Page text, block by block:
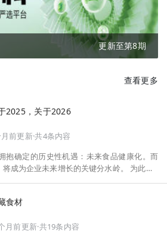
更新至第8期
查看更多
2025，关于2026
前更新·共4条内容
企业未来增长的关键分水岭。 为此，F
会”，以全球视野探寻中国机遇、增长解法，
篇布局，深挖“药食同源”“低GI”“老龄营
品基因，从趋势预判、品类创新、未来增长
变革等，为行业提供务实、前瞻的开年创新
食材
月前更新·共19条内容